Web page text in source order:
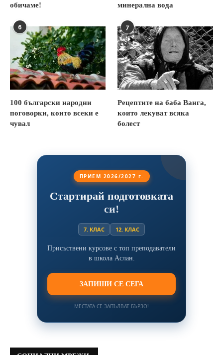
обичаме!
минерална вода
6
100 български народни
поговорки, които всеки е
чувал
7
Рецептите на баба Ванга,
които лекуват всяка
болест
ПРИЕМ 2026/2027 г.
Стартирай подготовката
си!
7. КЛАС 12. КЛАС
Присъствени курсове с топ преподаватели
в школа Аслан.
ЗАПИШИ СЕ СЕГА
МЕСТАТА СЕ ЗАПЪЛВАТ БЪРЗО!